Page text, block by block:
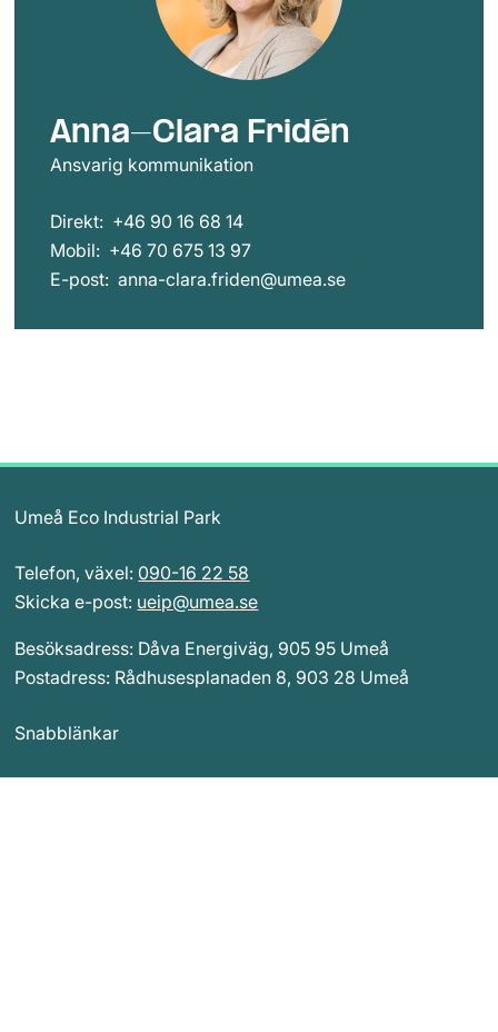
Anna-Clara Fridén
Ansvarig kommunikation
Direkt: +46 90 16 68 14
Mobil: +46 70 675 13 97
E-post: anna-clara.friden@umea.se
Umeå Eco Industrial Park
Telefon, växel: 090-16 22 58
Skicka e-post: ueip@umea.se
Besöksadress: Dåva Energiväg, 905 95 Umeå
Postadress: Rådhusesplanaden 8, 903 28 Umeå
Snabblänkar